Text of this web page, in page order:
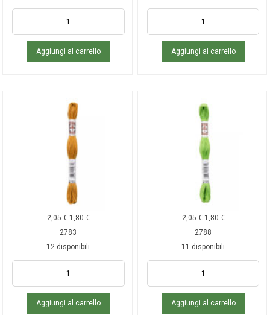
Aggiungi al carrello Aggiungi al carrello
2,05€ 1,80 €
2783
12 disponibili
Aggiungi al carrello
2,05€ 1,80 €
2788
11 disponibili
Aggiungi al carrello